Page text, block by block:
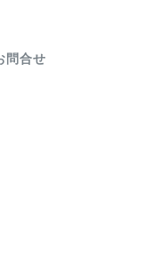
問合せ